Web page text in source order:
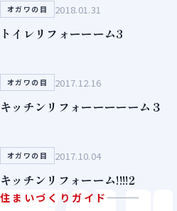
オガワの目 2018.01.31
トイレリフォーーーム3
オガワの目 2017.12.16
キッチンリフォーーーーーム３
オガワの目 2017.10.04
キッチンリフォーーム!!!!2
住まいづくりガイド